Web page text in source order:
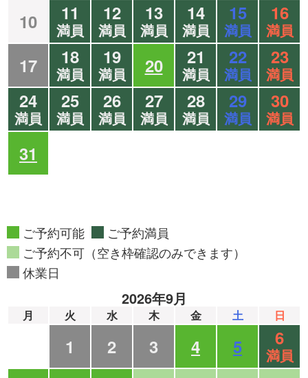
10
11
満員
12
満員
13
満員
14
満員
15
満員
16
満員
17 18
満員
19
満員 20 21
満員
22
満員
23
満員
24
満員
25
満員
26
満員
27
満員
28
満員
29
満員
30
満員
31
ご予約可能
ご予約満員
ご予約不可（空き枠確認のみできます）
休業日
2026年9月
月 火 水 木 金 土 日
1 2 3 4 5 6
満員